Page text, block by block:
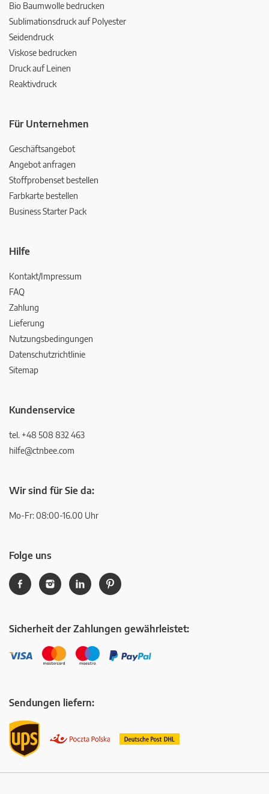
Bio Baumwolle bedrucken
Sublimationsdruck auf Polyester
Seidendruck
Viskose bedrucken
Druck auf Leinen
Reaktivdruck
Für Unternehmen
Geschäftsangebot
Angebot anfragen
Stoffprobenset bestellen
Farbkarte bestellen
Business Starter Pack
Hilfe
Kontakt/Impressum
FAQ
Zahlung
Lieferung
Nutzungsbedingungen
Datenschutzrichtlinie
Sitemap
Kundenservice
tel. +48 508 832 463
hilfe@ctnbee.com
Wir sind für Sie da:
Mo-Fr: 08:00-16.00 Uhr
Folge uns
Sicherheit der Zahlungen gewährleistet:
Sendungen liefern: